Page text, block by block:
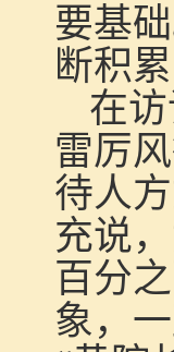
要基
断积
在
雷厉
待人
充说
百分
象，